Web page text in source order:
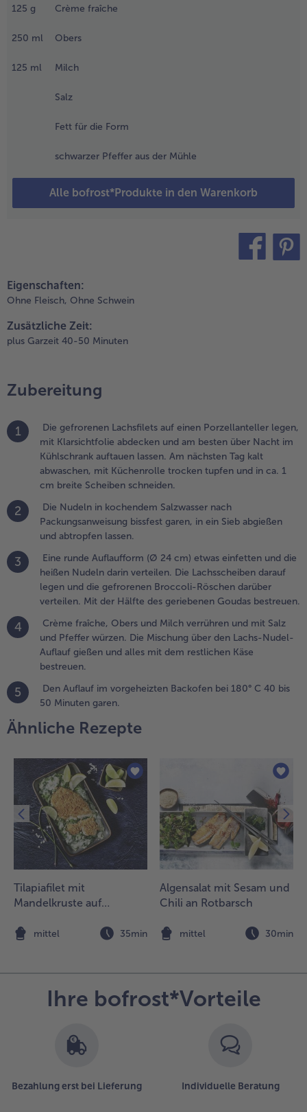
125 g Crème fraîche
250 ml Obers
125 ml Milch
Salz
Fett für die Form
schwarzer Pfeffer aus der Mühle
Alle bofrost*Produkte in den Warenkorb
Am
garen, in
abtropfen
und
darin
Die
legen
die
und
alles
dem
C 40
Eigenschaften:
Ohne Fleisch, Ohne Schwein
Zusätzliche Zeit:
plus Garzeit 40-50 Minuten
Zubereitung
1
Die gefrorenen Lachsfilets auf einen Porzellanteller legen,
mit Klarsichtfolie abdecken und am besten über Nacht im
Kühlschrank auftauen lassen. Am nächsten Tag kalt
abwaschen, mit Küchenrolle trocken tupfen und in ca. 1
cm breite Scheiben schneiden.
2
Die Nudeln in kochendem Salzwasser nach
Packungsanweisung bissfest garen, in ein Sieb abgießen
und abtropfen lassen.
3
Eine runde Auflaufform (Ø 24 cm) etwas einfetten und die
heißen Nudeln darin verteilen. Die Lachsscheiben darauf
legen und die gefrorenen Broccoli-Röschen darüber
verteilen. Mit der Hälfte des geriebenen Goudas bestreuen.
4
Crème fraîche, Obers und Milch verrühren und mit Salz
und Pfeffer würzen. Die Mischung über den Lachs-Nudel-
Auflauf gießen und alles mit dem restlichen Käse
bestreuen.
5
Den Auflauf im vorgeheizten Backofen bei 180° C 40 bis
50 Minuten garen.
Ähnliche Rezepte
Tilapiafilet mit
Mandelkruste auf
mittel 35min
Algensalat mit Sesam und
Chili an Rotbarsch
mittel 30min
Ihre bofrost*Vorteile
Bezahlung erst bei Lieferung Individuelle Beratung